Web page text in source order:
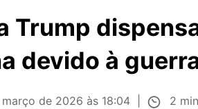
Trump
devido à
março de 2026 às 18:04
2